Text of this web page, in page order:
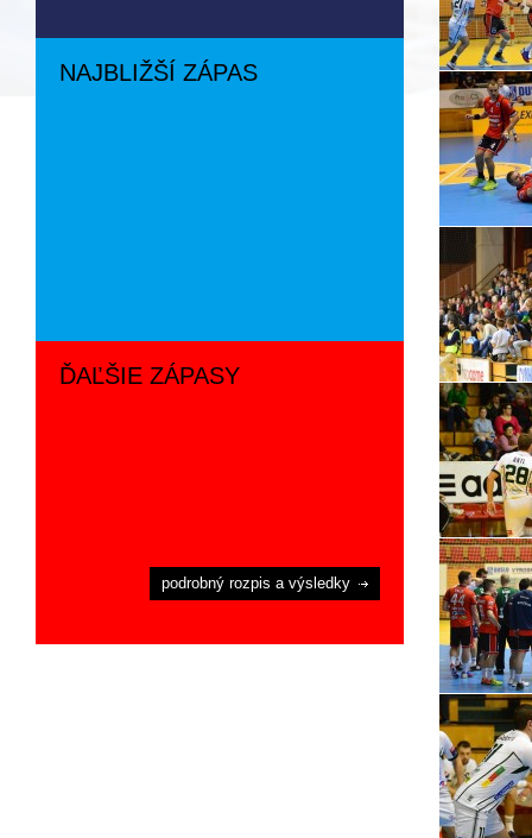
NAJBLIŽŠÍ ZÁPAS
ĎAĽŠIE ZÁPASY
podrobný rozpis a výsledky